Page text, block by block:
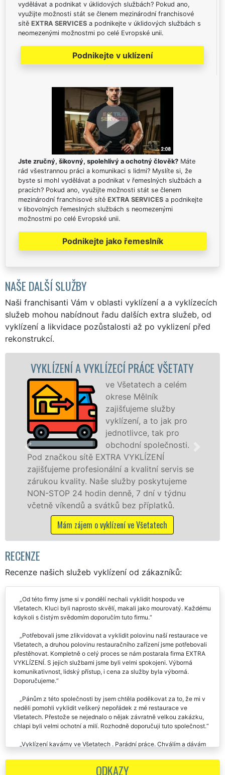
vydělávat a podnikat v úklidových službách? Pokud ano,
využijte možnosti stát se členem mezinárodní franchisové
sítě EXTRA SERVICES a podnikejte v úklidových službách s
neomezenými možnostmi po celé Evropské unii.
Podnikejte v uklízení
Jste zručný, šikovný, spolehlivý a ochotný člověk? Máte
rád všestrannou práci a komunikaci s lidmi? Myslíte si, že
byste si mohl vydělávat a podnikat v řemeslných službách a
pracích? Pokud ano, využijte možnosti stát se členem
mezinárodní franchisové sítě EXTRA SERVICES a podnikejte
v libovolných řemeslných službách s neomezenými
možnostmi po celé Evropské unii.
Podnikejte jako řemeslník
NAŠE DALŠÍ SLUŽBY
Naši franchisanti Vám v oblasti vyklízení a a vyklízecích
služeb mohou nabídnout řadu dalších extra služeb, od
vyklízení a likvidace pozůstalosti až po vyklizení před
rekonstrukcí.
VYKLÍZENÍ A VYKLÍZECÍ PRÁCE VŠETATY
ve Všetatech a celém
okrese Mělník
zajišťujeme služby
vyklízení, a to jak pro
jednotlivce, tak pro
obchodní společnosti.
značkou sítě EXTRA VYKLÍZENÍ
profesionální a kvalitní servis se
kvality. Naše služby poskytujeme
STOP 24 hodin denně, 7 dní v týdnu
víkendů a svátků bez příplatků.
Mám zájem o vyklízení ve Všetatech
RECENZE
Recenze našich služeb vyklízení od zákazníků:
Od této firmy jsme si v pondělí nechali vyklidit hospodu ve
Všetatech. Kluci byli naprosto skvělí, makali jako mourovatý. Každému
kdykoli s čistým svědomím doporučím tuto firmu.
Potřebovali jsme zlikvidovat a vyklidit polovinu naší restaurace ve
Všetatech, a druhou polovinu restauračního zařízení jsme potřebovali
přestěhovat. Kompletně o celý proces se nám postarala firma EXTRA
VYKLÍZENÍ. S jejich službami jsme byli velmi spokojeni. Výborná
komunikativnost, lidský přístup, i cena za služby byla výborná.
Doporučujeme.
Pánům z této společnosti by jsem chtěla poděkovat za to, že mi v
neděli pomohli vyklidit veškerý nepořádek z mé restaurace ve
Všetatech. Přestože se nejednalo o nějak závratně velkou zakázku,
chlapi byli velmi ochotní a milí. Rozhodně doporučuji tuto společnost.
Vyklízení kavárny ve Všetatech . Parádní práce. Chválím a dávám
Potřebovali jsme zajistit kompletní vyklizení naší jídelny ve
ODKAZY